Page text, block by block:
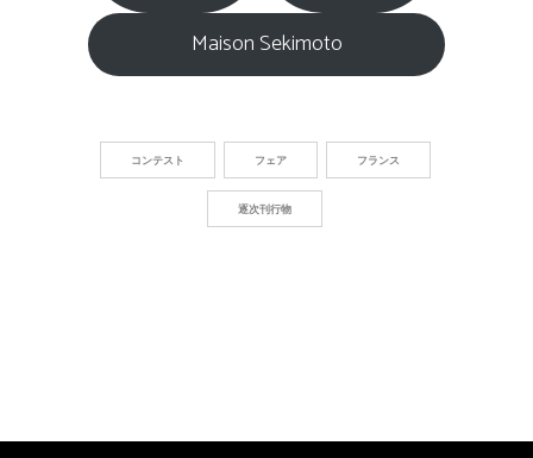
Maison Sekimoto
コンテスト フェア フランス
逐次刊行物